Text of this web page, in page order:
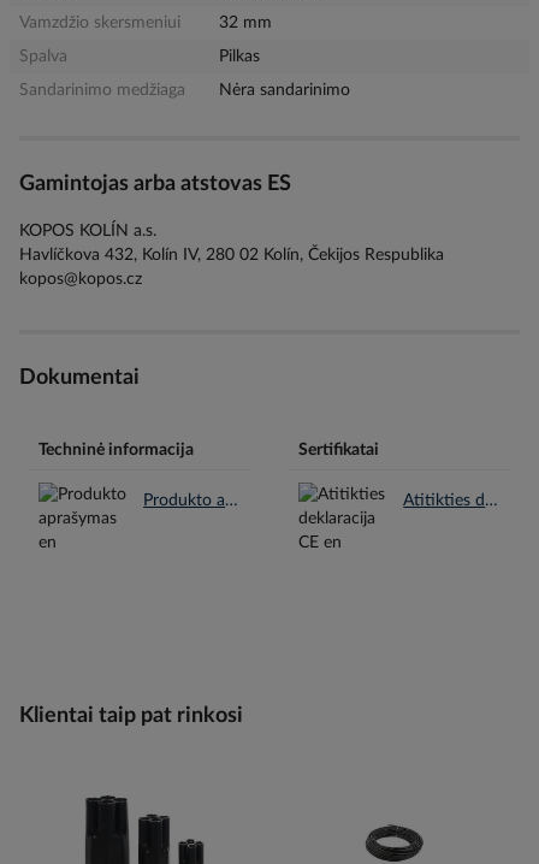
Vamzdžio skersmeniui
32 mm
Spalva
Pilkas
Sandarinimo medžiaga
Nėra sandarinimo
Gamintojas arba atstovas ES
KOPOS KOLÍN a.s.
Havlíčkova 432, Kolín IV, 280 02 Kolín, Čekijos Respublika
kopos@kopos.cz
Dokumentai
Techninė informacija
Produkto aprašymas en.pdf
Sertifikatai
Atitikties deklaracija CE en.pdf
Klientai taip pat rinkosi